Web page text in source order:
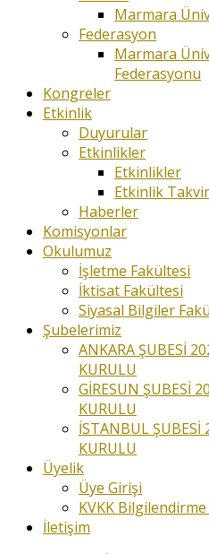
Marmara
Federasyon
Marmara
Federasyonu
Kongreler
Etkinlik
Duyurular
Etkinlikler
Etkinlikler
Etkinlik
Haberler
Komisyonlar
Okulumuz
İşletme Fakültesi
İktisat Fakültesi
Siyasal Bilgiler
Şubelerimiz
ANKARA ŞUBESİ
KURULU
GİRESUN ŞUBESİ
KURULU
İSTANBUL ŞUBESİ
KURULU
Üyelik
Üye Girişi
KVKK
İletişim